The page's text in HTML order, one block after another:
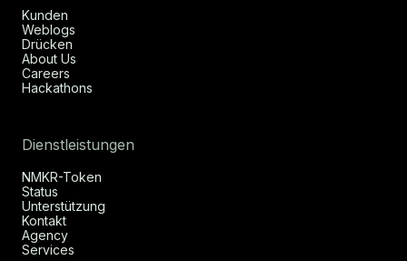
Kunden
Weblogs
Drücken
About Us
Careers
Hackathons
Dienstleistungen
NMKR-Token
Status
Unterstützung
Kontakt
Agency
Services